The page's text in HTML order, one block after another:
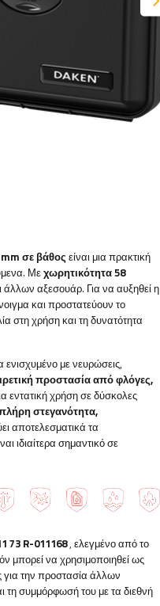
σε βάθοςείναι μια πρακτική
Μεχωρητικότητα 58
άλλων αξεσουάρ. Για να αυξηθεί η
και προστατεύουν το
στη χρήση και τη δυνατότητα
με νευρώσεις,
προστασία από φλόγες,
εντατική χρήση σε δύσκολες
στεγανότητα,
αποτελεσματικά τα
ιδιαίτερα σημαντικό σε
73 R-011168, ελεγμένο από το
μπορεί να χρησιμοποιηθεί ως
για την προστασία άλλων
τη συμμόρφωσή του με τα διεθνή